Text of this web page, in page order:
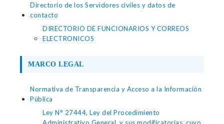
Directorio de los Servidores civiles y datos de
contacto
DIRECTORIO DE FUNCIONARIOS Y CORREOS
ELECTRONICOS
MARCO LEGAL
Normativa de Transparencia y Acceso a la Información
Pública
Ley N° 27444, Ley del Procedimiento